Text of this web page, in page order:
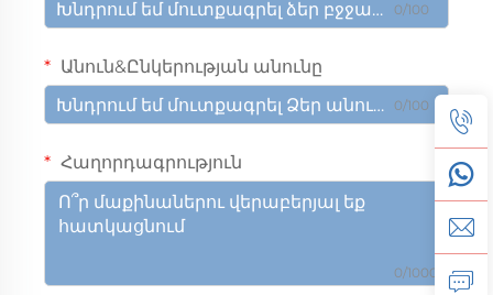
0/100
Անուն&Ընկերության անունը
0/100
Հաղորդագրություն
0/1000